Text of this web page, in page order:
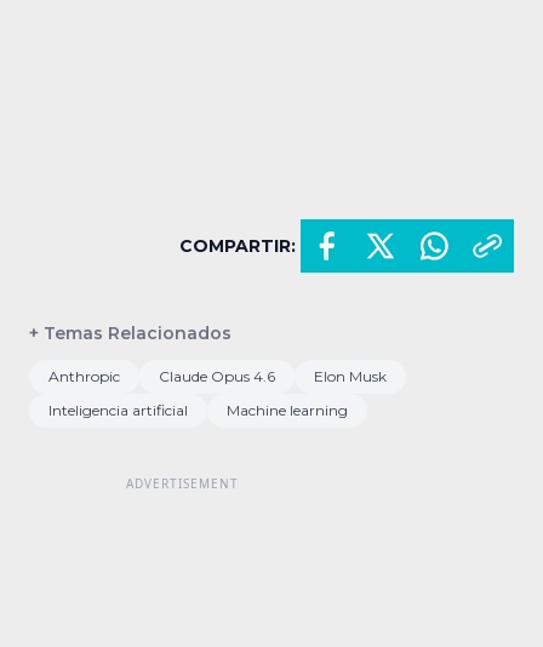
COMPARTIR:
+ Temas Relacionados
Anthropic Claude Opus 4.6
Elon Musk
Inteligencia artificial
Machine learning